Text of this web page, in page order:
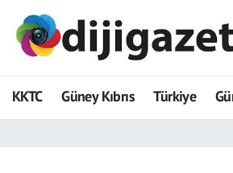
KKTC Güney Kıbrıs Türkiye
ADVERTORIAL
Dijigazete
Hava Durumu
Trafik Durumu